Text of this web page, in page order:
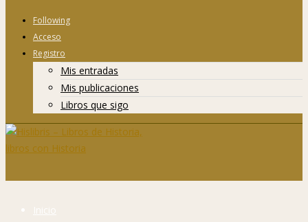
Following
Acceso
Registro
Mis entradas
Mis publicaciones
Libros que sigo
Inicio